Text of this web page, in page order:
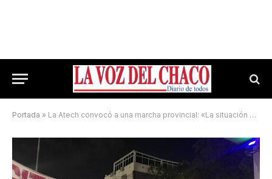
Portada » La Atech convocó a una marcha provincial: «La situación salarial es asfixiante»